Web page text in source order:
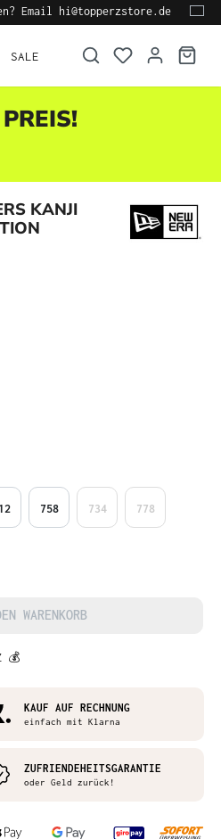
Email hi@topperzstore.de
SALE
KANJI
758 734 778
Wert ein
WARENKORB
💰
KAUF AUF RECHNUNG
einfach mit Klarna
ZUFRIENDEHEITSGARANTIE
oder Geld zurück!